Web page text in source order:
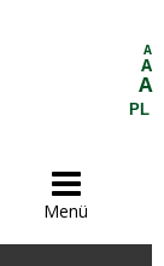
A
A
A
PL

Menü